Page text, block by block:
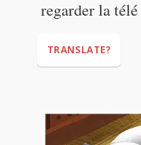
regarder la
TRANSLATE?